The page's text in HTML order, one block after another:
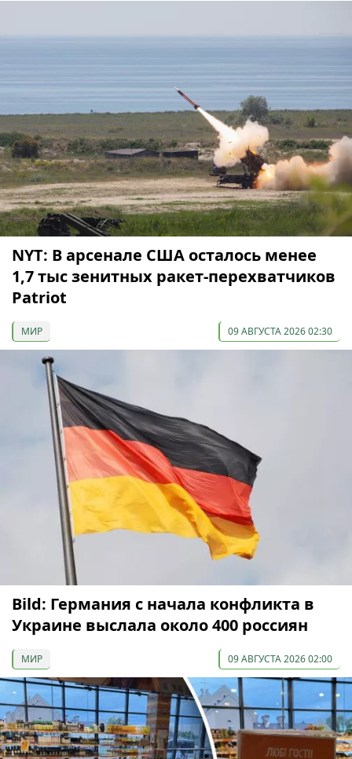
NYT: В арсенале США осталось менее
1,7 тыс зенитных ракет-перехватчиков
Patriot
МИР 09 АВГУСТА 2026 02:30
Bild: Германия с начала конфликта в
Украине выслала около 400 россиян
МИР 09 АВГУСТА 2026 02:00